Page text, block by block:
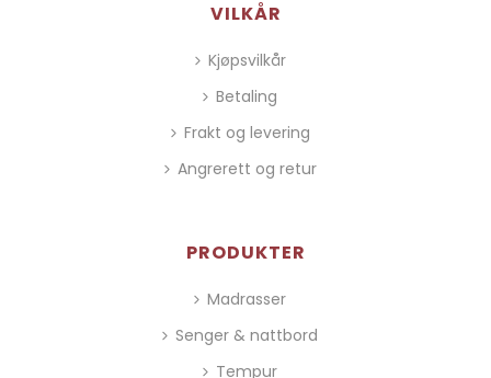
VILKÅR
Kjøpsvilkår
Betaling
Frakt og levering
Angrerett og retur
PRODUKTER
Madrasser
Senger & nattbord
Tempur